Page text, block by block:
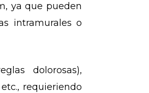
ya que pueden
intramurales o
dolorosas),
requieriendo